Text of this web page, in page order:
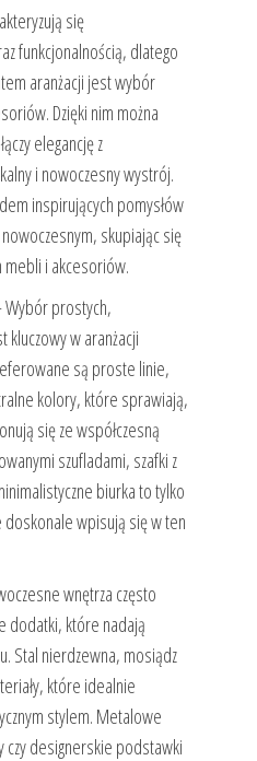
się
funkcjonalnością, dlatego
aranżacji jest wybór
Dzięki nim można
elegancję z
i nowoczesny wystrój.
inspirujących pomysłów
skupiając się
mebli i akcesoriów.
Wybór prostych,
kluczowy w aranżacji
są proste linie,
kolory, które sprawiają,
się ze współczesną
szufladami, szafki z
biurka to tylko
wpisują się w ten
wnętrza często
dodatki, które nadają
Stal nierdzewna, mosiądz
które idealnie
stylem. Metalowe
designerskie podstawki